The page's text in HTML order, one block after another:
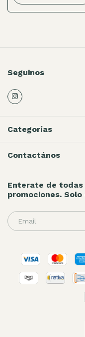
Seguinos
Categorías
Contactános
Enterate de
promociones.